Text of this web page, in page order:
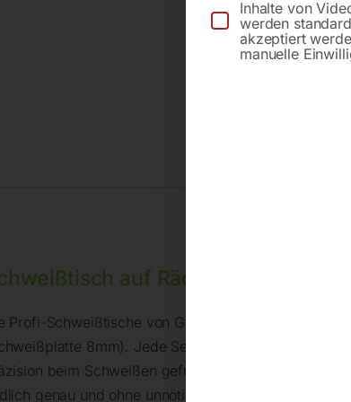
auf Rädern – Serie PRO
Profi-Schweißtische von GPPH gibt es in drei
8mm). Jede Serie hat 10
beim Schweißen gefragt wird. Sie nutzen
genau und ohne unnötige Verbesserungen
Inhalte von
werden
akzeptiert
manuelle